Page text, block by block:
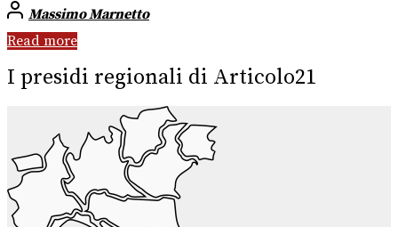
Massimo Marnetto
Read more
I presidi regionali di Articolo21